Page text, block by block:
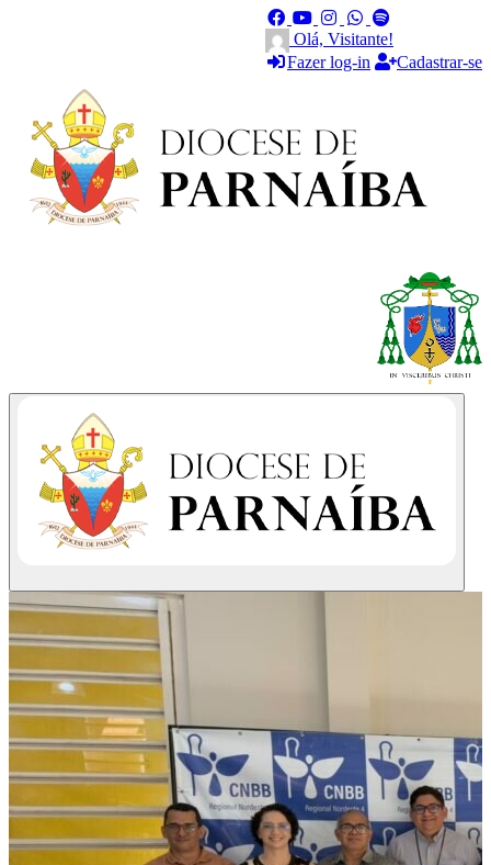
Olá, Visitante!
Fazer log-in
Cadastrar-se